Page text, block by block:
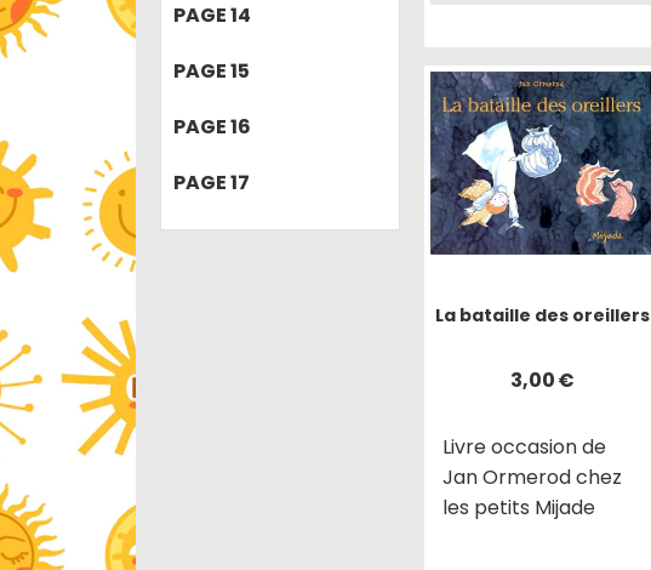
PAGE 14
PAGE 15
PAGE 16
PAGE 17
La bataille des oreillers
3,00€
Livre occasion de
Jan Ormerod chez
les petits Mijade